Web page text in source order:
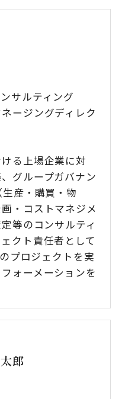
サルティング
ージングディレク
る上場企業に対
グループガバナン
産・購買・物
・コストマネジメ
等のコンサルティ
クト責任者として
プロジェクトを実
ォーメーションを
郎